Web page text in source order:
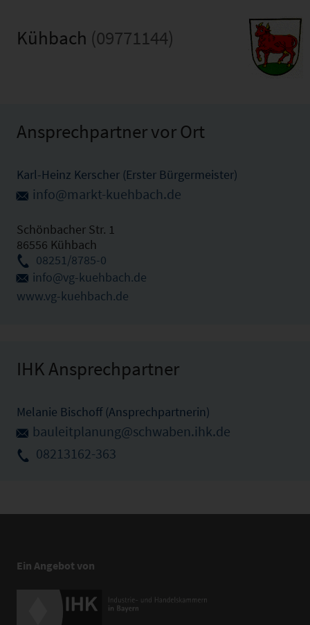
Kühbach (09771144)
Ansprechpartner vor Ort
Karl-Heinz Kerscher (Erster Bürgermeister)
info@markt-kuehbach.de
Schönbacher Str. 1
86556 Kühbach
08251/8785-0
info@vg-kuehbach.de
www.vg-kuehbach.de
IHK Ansprechpartner
Melanie Bischoff (Ansprechpartnerin)
bauleitplanung@schwaben.ihk.de
08213162-363
Ein Angebot von